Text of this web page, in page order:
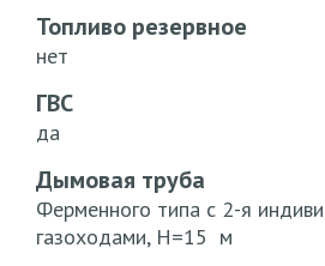
Топливо резервное
нет
ГВС
да
Дымовая труба
Ферменного типа с 2-я
газоходами, Н=15 м